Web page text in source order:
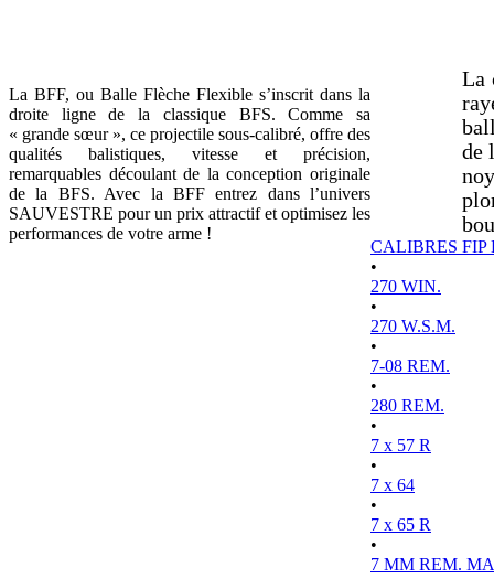
La BFF, ou Balle Flèche Flexible s’inscrit dans la
droite ligne de la classique BFS. Comme sa
« grande sœur », ce projectile sous-calibré, offre des
qualités balistiques, vitesse et précision,
remarquables découlant de la conception originale
de la BFS. Avec la BFF entrez dans l’univers
SAUVESTRE pour un prix attractif et optimisez les
performances de votre arme !
La
de
CALIBRES FIP
•
270 WIN.
•
270 W.S.M.
•
7-08 REM.
•
280 REM.
•
7 x 57 R
•
7 x 64
•
7 x 65 R
•
7 MM REM.